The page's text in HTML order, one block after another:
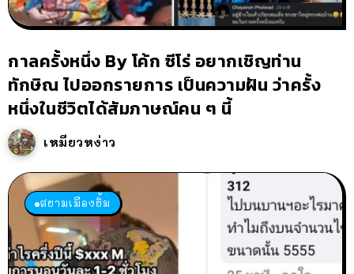
กาลครั้งหนึ่ง By โค้ก ซีโร่ อยากเชิญท่าน
ทักษิณ ไปออกรายการ เป็นความฝัน ว่าครั้ง
หนึ่งในชีวิตได้สัมภาษณ์คน ๆ นี้
เหมียวหง่าว
สยามเมืองยิ้ม